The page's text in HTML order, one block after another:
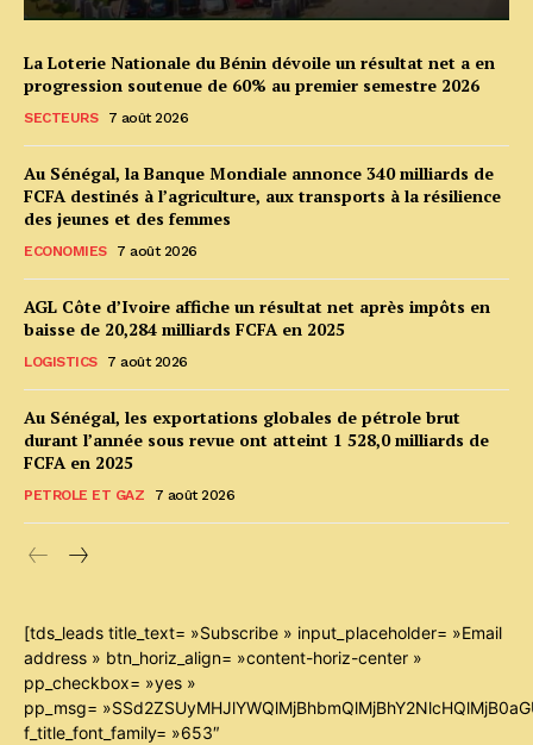
La Loterie Nationale du Bénin dévoile un résultat net a en
progression soutenue de 60% au premier semestre 2026
SECTEURS 7 août 2026
Au Sénégal, la Banque Mondiale annonce 340 milliards de
FCFA destinés à l’agriculture, aux transports à la résilience
des jeunes et des femmes
ECONOMIES 7 août 2026
AGL Côte d’Ivoire affiche un résultat net après impôts en
baisse de 20,284 milliards FCFA en 2025
LOGISTICS 7 août 2026
Au Sénégal, les exportations globales de pétrole brut
durant l’année sous revue ont atteint 1 528,0 milliards de
FCFA en 2025
PETROLE ET GAZ 7 août 2026
[tds_leads title_text= »Subscribe » input_placeholder= »Email
address » btn_horiz_align= »content-horiz-center »
pp_checkbox= »yes »
pp_msg=
f_title_font_family= »653″